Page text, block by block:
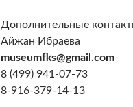
Дополнительные
Айжан Ибраева
museumfks@gmail.com
8 (499) 941-07-73
8-916-379-14-13